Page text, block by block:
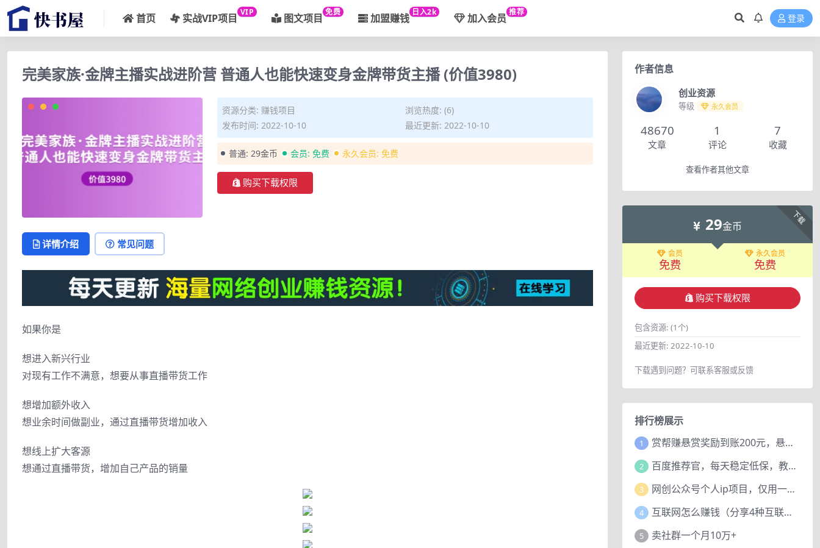
首页 实战VIP项目 VIP 图文项目 免费 加盟赚钱 日入2k 加入会员 推荐
登录
完美家族·金牌主播实战进阶营 普通人也能快速变身金牌带货主播 (价值3980)
资源分类: 赚钱项目
浏览热度: (6)
发布时间: 2022-10-10
最近更新: 2022-10-10
普通: 29金币 会员: 免费 永久会员: 免费
购买下载权限
详情介绍 常见问题
如果你是
想进入新兴行业
对现有工作不满意，想要从事直播带货工作
想增加额外收入
想业余时间做副业，通过直播带货增加收入
想线上扩大客源
想通过直播带货，增加自己产品的销量
作者信息
创业资源
等级 永久会员
48670
文章
1
评论
7
收藏
查看作者其他文章
下载
29金币
会员
免费
永久会员
免费
购买下载权限
包含资源: (1个)
最近更新: 2022-10-10
下载遇到问题？可联系客服或反馈
排行榜展示
1 赏帮赚悬赏奖励到账200元，悬赏任务多劳多得，人人可做。
2 百度推荐官，每天稳定低保，教程赠上
3 网创公众号个人ip项目，仅用一篇文章做到全网引流！
4 互联网怎么赚钱（分享4种互联网赚钱模式）
5 卖社群一个月10万+